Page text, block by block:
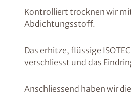
Kontrolliert trocknen wir
Abdichtungsstoff.
Das erhitze, flüssige
verschliesst und das
Anschliessend haben wir